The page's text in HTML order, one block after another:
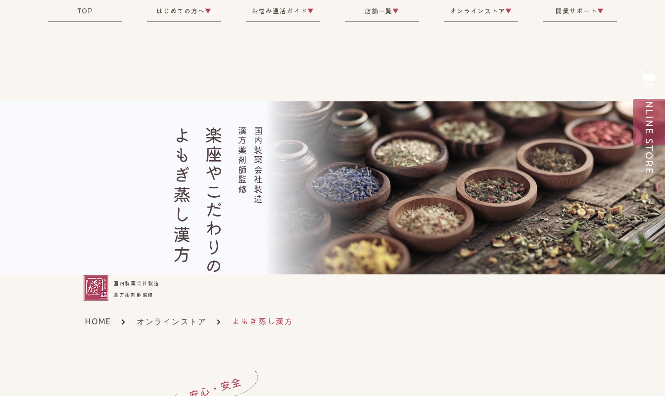
TOP はじめての方へ▼ お悩み温活ガイド▼ 店舗一覧▼ オンラインストア ▼ 開業サポート ▼
楽座やこだわりの
よもぎ蒸し漢方 国内製薬会社製造
漢方薬剤師監修
国内製薬会社製造
漢方薬剤師監修
HOME オンラインストア よもぎ蒸し漢方
安心・安全
ONLINE STORE